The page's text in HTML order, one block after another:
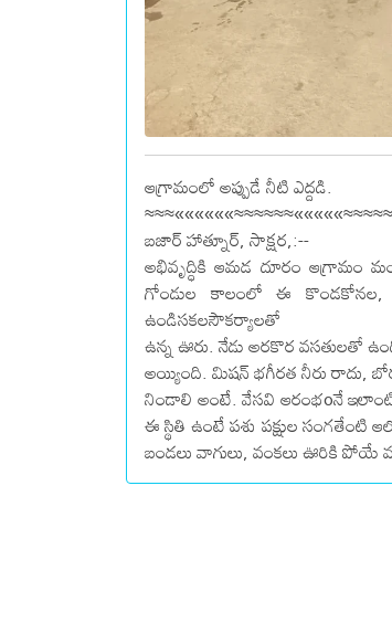
ఆగ్రామంలో అప్పుడే నీటి ఎద్దడి.
బజార్ హాత్నూర్, సాక్షర,:--
అభివృద్ధికి ఆమడ దూరం ఆగ్రామం
గోండుల కాలంలో ఈ కొండకోనల,
ఉండిసకలసౌకర్యాలతో
ఉన్న ఊరు. నేడు అరకొర వసతులతో
అయ్యింది. మిషన్ భగీరత నీరు రాదు,
నిండాలి అంటే. వేసవి ఆరంభoనే ఇలాంటి
ఈ స్థితి ఉంటే పశు పక్షుల
బండలు వాగులు, వంకలు ఊరికి పోయే